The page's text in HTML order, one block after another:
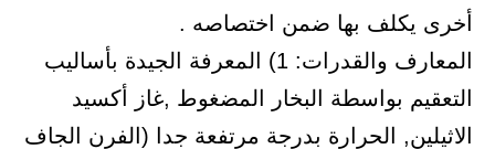
أخرى يكلف بها ضمن اختصاصه .
المعارف والقدرات: 1) المعرفة الجيدة بأساليب
التعقيم بواسطة البخار المضغوط ,غاز أكسيد
الاثيلين, الحرارة بدرجة مرتفعة جدا (الفرن الجاف